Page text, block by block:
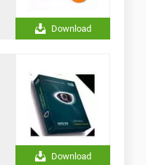
Download
Download